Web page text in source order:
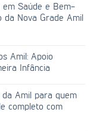
em Saúde e Bem-
da Nova Grade Amil
Amil: Apoio
Infância
da Amil para quem
completo com